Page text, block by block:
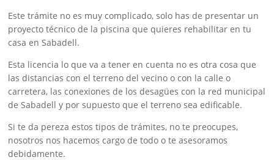
Este trámite no es muy complicado, solo has de presentar un
proyecto técnico de la piscina que quieres rehabilitar en tu
casa en Sabadell.
Esta licencia lo que va a tener en cuenta no es otra cosa que
las distancias con el terreno del vecino o con la calle o
carretera, las conexiones de los desagües con la red municipal
de Sabadell y por supuesto que el terreno sea edificable.
Si te da pereza estos tipos de trámites, no te preocupes,
nosotros nos hacemos cargo de todo o te asesoramos
debidamente.